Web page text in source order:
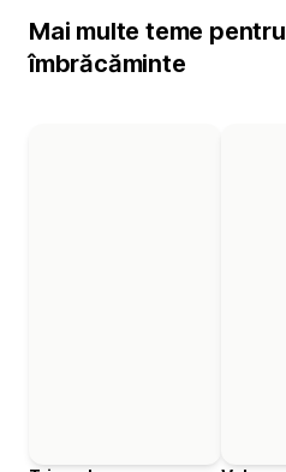
Mai multe teme pentru
îmbrăcăminte